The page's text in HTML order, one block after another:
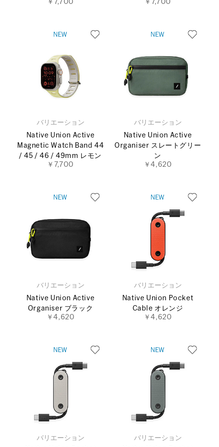
￥7,700 ￥7,700
バリエーション
Native Union Active
Magnetic Watch Band 44
/ 45 / 46 / 49mm レモン
￥7,700
バリエーション
Native Union Active
Organiser スレートグリー
ン
￥4,620
バリエーション
Native Union Active
Organiser ブラック
￥4,620
バリエーション
Native Union Pocket
Cable オレンジ
￥4,620
バリエーション
バリエーション